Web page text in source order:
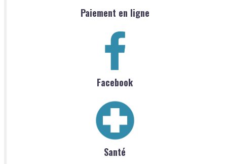
Paiement en ligne
Facebook
Santé